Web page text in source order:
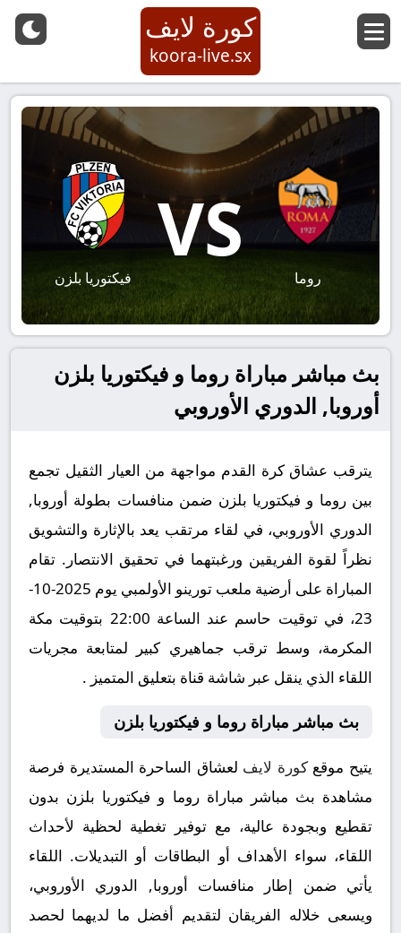
كورة لايف
koora-live.sx
روما
VS
فيكتوريا بلزن
بث مباشر مباراة روما و فيكتوريا بلزن
أوروبا, الدوري الأوروبي
يترقب عشاق كرة القدم مواجهة من العيار الثقيل تجمع
بين روما و فيكتوريا بلزن ضمن منافسات بطولة أوروبا,
الدوري الأوروبي، في لقاء مرتقب يعد بالإثارة والتشويق
نظراً لقوة الفريقين ورغبتهما في تحقيق الانتصار. تقام
المباراة على أرضية ملعب تورينو الأولمبي يوم 2025-10-
23، في توقيت حاسم عند الساعة 22:00 بتوقيت مكة
المكرمة، وسط ترقب جماهيري كبير لمتابعة مجريات
اللقاء الذي ينقل عبر شاشة قناة بتعليق المتميز .
بث مباشر مباراة روما و فيكتوريا بلزن
يتيح موقعكورة لايف لعشاق الساحرة المستديرة فرصة
مشاهدة بث مباشر مباراة روما و فيكتوريا بلزن بدون
تقطيع وبجودة عالية، مع توفير تغطية لحظية لأحداث
اللقاء، سواء الأهداف أو البطاقات أو التبديلات. اللقاء
يأتي ضمن إطار منافسات أوروبا, الدوري الأوروبي،
ويسعى خلاله الفريقان لتقديم أفضل ما لديهما لحصد